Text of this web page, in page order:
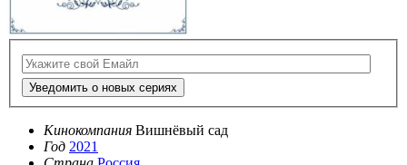
Уведомить о новых сериях
Кинокомпания Вишнёвый сад
Год 2021